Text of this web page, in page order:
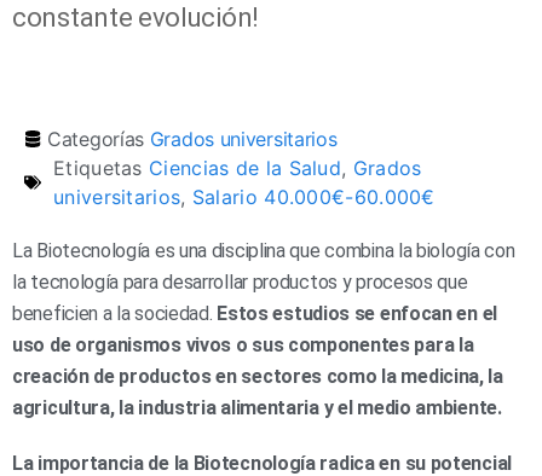
constante evolución!
Categorías Grados universitarios
Etiquetas Ciencias de la Salud, Grados
universitarios, Salario 40.000€-60.000€
La Biotecnología es una disciplina que combina la biología con
la tecnología para desarrollar productos y procesos que
beneficien a la sociedad. Estos estudios se enfocan en el
uso de organismos vivos o sus componentes para la
creación de productos en sectores como la medicina, la
agricultura, la industria alimentaria y el medio ambiente.
La importancia de la Biotecnología radica en su potencial